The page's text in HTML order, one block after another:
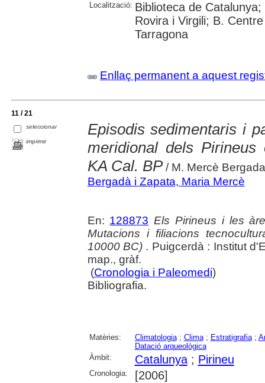
Localització: Biblioteca de
Rovira i Virgili; B.
Tarragona
Enllaç permanent a aquest
11 / 21
seleccionar
imprimir
Episodis sedimentaris i
meridional dels Pirineus
KA Cal. BP/ M. Mercè
Bergadà i Zapata, Maria Mercè
En: 128873 Els Pirineus i les
Mutacions i filiacions
10000 BC) . Puigcerdà : Institut
map., gràf.
(Cronologia i Paleomedi)
Bibliografia.
Matèries: Climatologia; Clima; Estratigrafia;
Datació arqueològica
Àmbit:
Catalunya; Pirineu
Cronologia: [2006]